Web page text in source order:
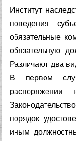
Институт
поведения
обязательные
обязательную
Различают два
В первом
распоряжении
порядок
иным